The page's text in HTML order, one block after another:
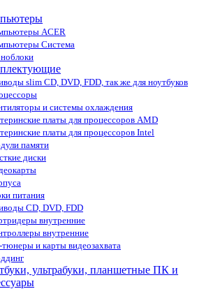
ACER
Система
slim CD, DVD, FDD, так же для ноутбуков
и системы охлаждения
платы для процессоров AMD
платы для процессоров Intel
памяти
диски
питания
CD, DVD, FDD
внутренние
внутренние
и карты видеозахвата
ультрабуки, планшетные ПК и